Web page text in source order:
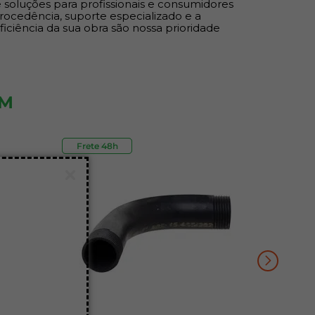
para profissionais e consumidores
suporte especializado e a
da sua obra são nossa prioridade
Outlet
Frete 48h